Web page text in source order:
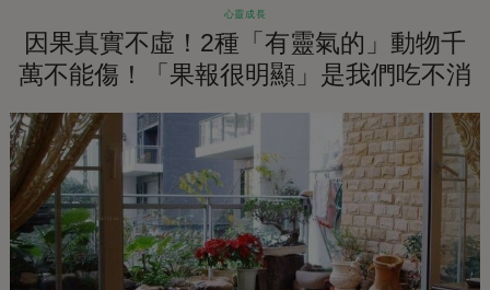
心靈成長
因果真實不虛！2種「有靈氣的」動物千
萬不能傷！「果報很明顯」是我們吃不消
的